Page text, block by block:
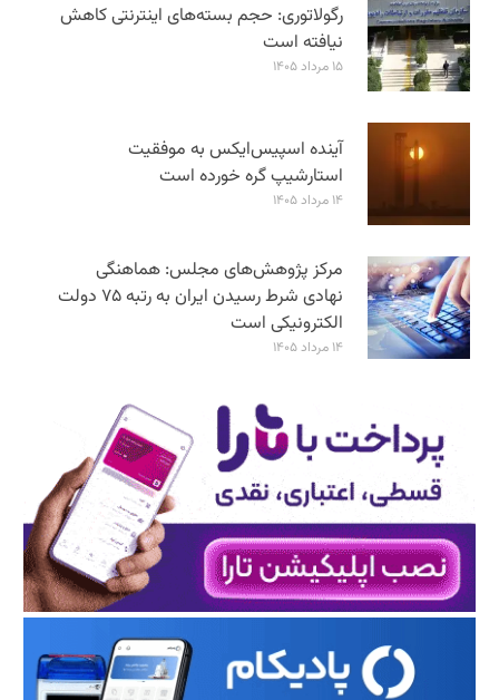
رگولاتوری: حجم بسته‌های اینترنتی کاهش
نیافته است
۱۵ مرداد ۱۴۰۵
آینده اسپیس‌ایکس به موفقیت
استارشیپ گره خورده است
۱۴ مرداد ۱۴۰۵
مرکز پژوهش‌های مجلس: هماهنگی
نهادی شرط رسیدن ایران به رتبه ۷۵ دولت
الکترونیکی است
۱۴ مرداد ۱۴۰۵